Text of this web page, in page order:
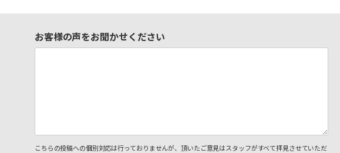
お客様の声をお聞かせください
こちらの投稿への個別対応は行っておりませんが、頂いたご意見はスタッフがすべて拝見させていただ